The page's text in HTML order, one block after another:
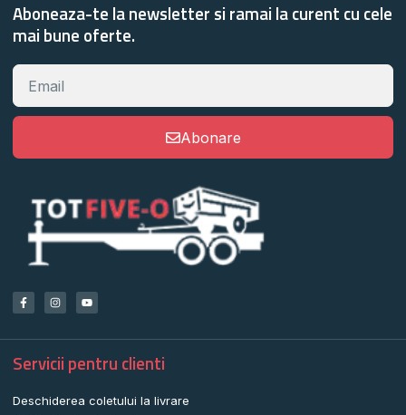
Aboneaza-te la newsletter si ramai la curent cu cele
mai bune oferte.
Abonare
Servicii pentru clienti
Deschiderea coletului la livrare